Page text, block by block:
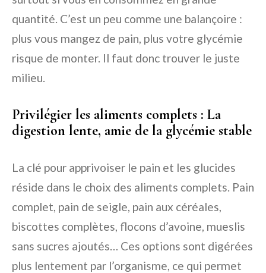
quantité. C’est un peu comme une balançoire :
plus vous mangez de pain, plus votre glycémie
risque de monter. Il faut donc trouver le juste
milieu.
Privilégier les aliments complets : La
digestion lente, amie de la glycémie stable
La clé pour apprivoiser le pain et les glucides
réside dans le choix des aliments complets. Pain
complet, pain de seigle, pain aux céréales,
biscottes complètes, flocons d’avoine, mueslis
sans sucres ajoutés… Ces options sont digérées
plus lentement par l’organisme, ce qui permet